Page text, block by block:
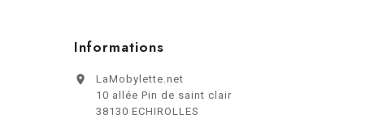
Informations

LaMobylette.net
10 allée Pin de saint clair
38130 ECHIROLLES